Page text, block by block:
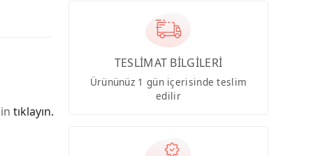
tıklayın.
TESLİMAT BİLGİLERİ
Ürününüz 1 gün içerisinde teslim
edilir